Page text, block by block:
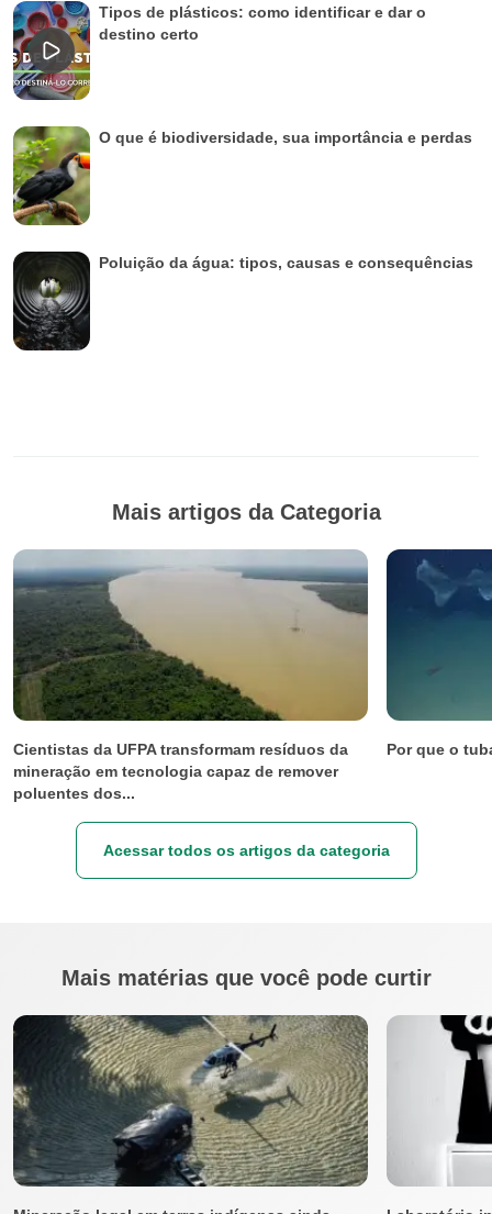
Tipos de plásticos: como identificar e dar o
destino certo
O que é biodiversidade, sua importância e perdas
Poluição da água: tipos, causas e consequências
Mais artigos da Categoria
Cientistas da UFPA transformam resíduos da
mineração em tecnologia capaz de remover
poluentes dos...
Por que o
Acessar todos os artigos da categoria
Mais matérias que você pode curtir